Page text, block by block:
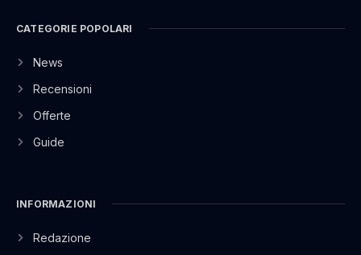
CATEGORIE POPOLARI
News
Recensioni
Offerte
Guide
INFORMAZIONI
Redazione